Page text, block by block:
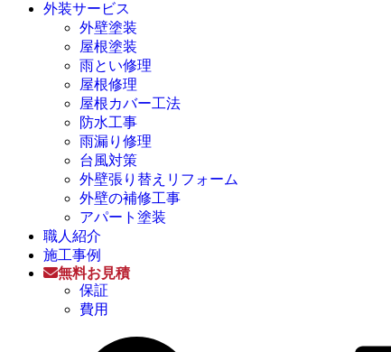
外装サービス
外壁塗装
屋根塗装
雨とい修理
屋根修理
屋根カバー工法
防水工事
雨漏り修理
台風対策
外壁張り替えリフォーム
外壁の補修工事
アパート塗装
職人紹介
施工事例
無料お見積
保証
費用